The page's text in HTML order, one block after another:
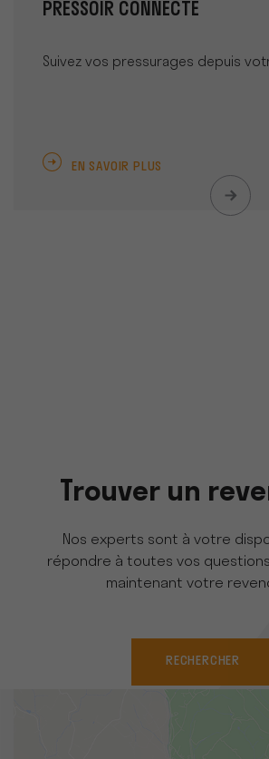
PRESSOIR CONNECTÉ
Suivez vos pressurages depuis
EN SAVOIR PLUS
Trouver un
Nos experts sont à votre
répondre à toutes vos
maintenant votre
RECHERCHER